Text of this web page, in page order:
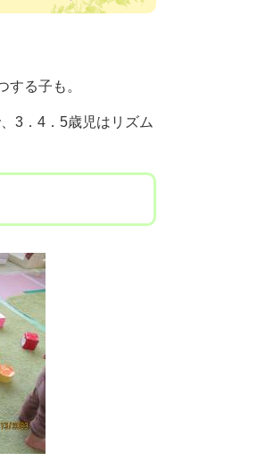
る子も。
3．4．5歳児はリズム